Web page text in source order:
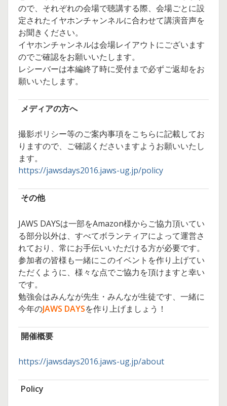
ので、それぞれの会場で聴講する際、会場ごとに設
定されたイヤホンチャンネルに合わせて講演音声を
お聞きください。
イヤホンチャンネルは会場レイアウトにございます
のでご確認をお願いいたします。
レシーバーは本編終了時に受付まで必ずご返却をお
願いいたします。
メディアの方へ
撮影ポリシー等のご案内事項をこちらに記載してお
りますので、ご確認くださいますようお願いいたし
ます。
https://jawsdays2016.jaws-ug.jp/policy
その他
JAWS DAYSは一部をAmazon様からご協力頂いてい
る部分以外は、すべてボランティアによって運営さ
れており、常にお手伝いいただける方が必要です。
参加者の皆様も一緒にこのイベントを作り上げてい
ただくように、様々な点でご協力を頂けますと幸い
です。
勉強会はみんなが先生・みんなが生徒です、一緒に
今年のJAWS DAYSを作り上げましょう！
開催概要
https://jawsdays2016.jaws-ug.jp/about
Policy